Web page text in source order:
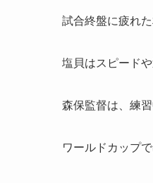
試合終盤に疲れ
塩貝はスピード
森保監督は、練
ワールドカップ